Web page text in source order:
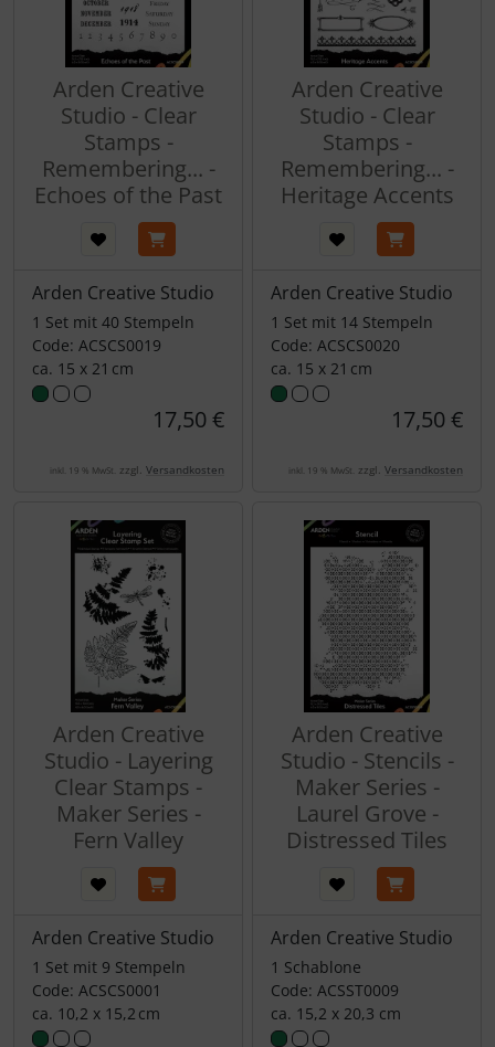
Arden Creative
Studio - Clear
Stamps -
Remembering... -
Echoes of the Past
Arden Creative Studio
1 Set mit 40 Stempeln
Code: ACSCS0019
ca. 15 x 21 cm
17,50 €
inkl. 19 % MwSt. zzgl. Versandkosten
Arden Creative
Studio - Clear
Stamps -
Remembering... -
Heritage Accents
Arden Creative Studio
1 Set mit 14 Stempeln
Code: ACSCS0020
ca. 15 x 21 cm
17,50 €
inkl. 19 % MwSt. zzgl. Versandkosten
Arden Creative
Studio - Layering
Clear Stamps -
Maker Series -
Fern Valley
Arden Creative Studio
1 Set mit 9 Stempeln
Code: ACSCS0001
ca. 10,2 x 15,2 cm
Arden Creative
Studio - Stencils -
Maker Series -
Laurel Grove -
Distressed Tiles
Arden Creative Studio
1 Schablone
Code: ACSST0009
ca. 15,2 x 20,3 cm